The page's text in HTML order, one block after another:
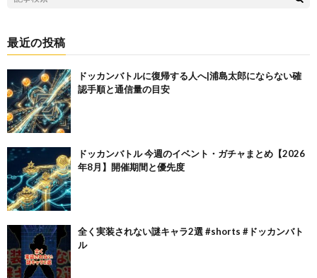
最近の投稿
ドッカンバトルに復帰する人へ|浦島太郎にならない確
認手順と通信量の目安
ドッカンバトル 今週のイベント・ガチャまとめ【2026
年8月】開催期間と優先度
全く実装されない謎キャラ2選 #shorts #ドッカンバト
ル